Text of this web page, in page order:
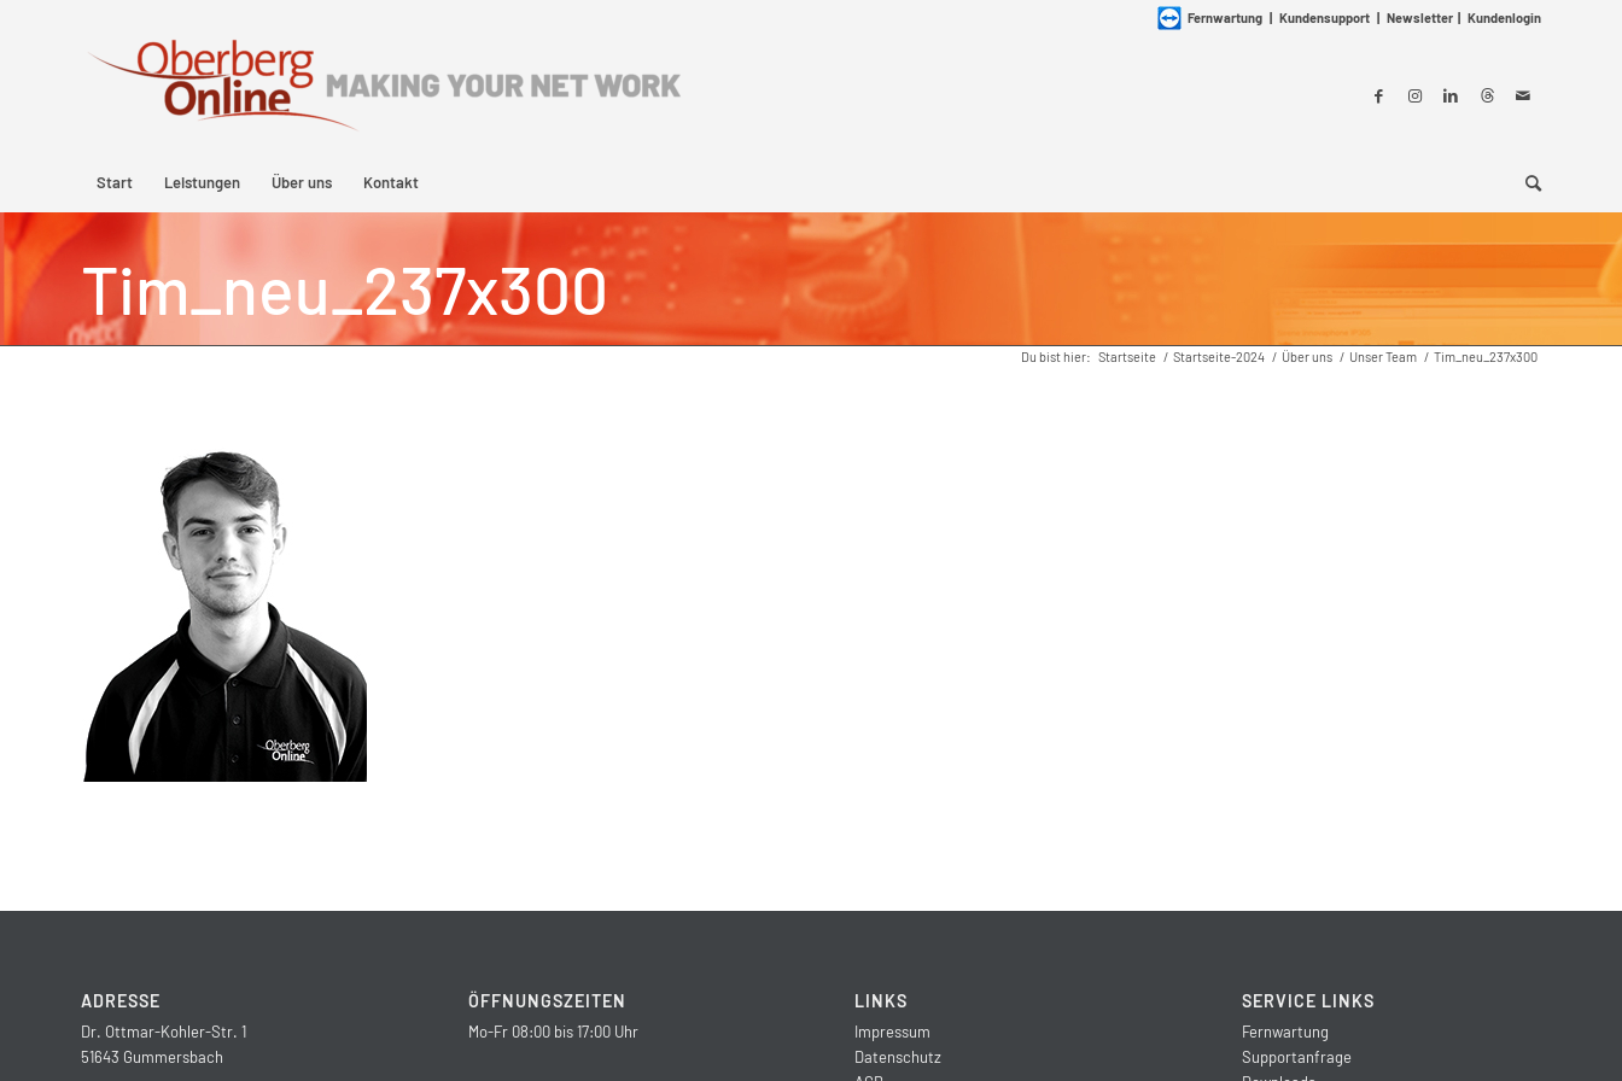
Fernwartung | Kundensupport | Newsletter | Kundenlogin
Start Leistungen Über uns Kontakt
Tim_neu_237x300
Du bist hier: Startseite / Startseite-2024 / Über uns / Unser Team / Tim_neu_237x300
ADRESSE
Dr. Ottmar-Kohler-Str. 1
51643 Gummersbach
ÖFFNUNGSZEITEN
Mo-Fr 08:00 bis 17:00 Uhr
LINKS
Impressum
Datenschutz
SERVICE LINKS
Fernwartung
Supportanfrage